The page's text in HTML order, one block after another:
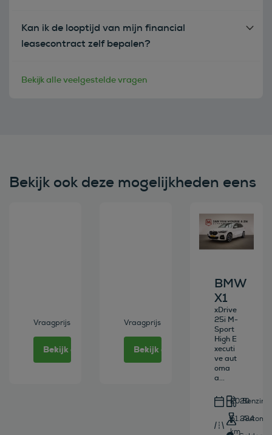
Kan ik de looptijd van mijn financial
leasecontract zelf bepalen?
Bekijk alle veelgestelde vragen
Bekijk ook deze mogelijkheden eens
Vraagprijs
Bekijk deze auto
Vraagprijs
Bekijk deze auto
Bekijk deze
BMW
X1
xDrive
25i M-
Sport
High E
xecuti
ve aut
oma
a...
2020Benzine
51.234
km